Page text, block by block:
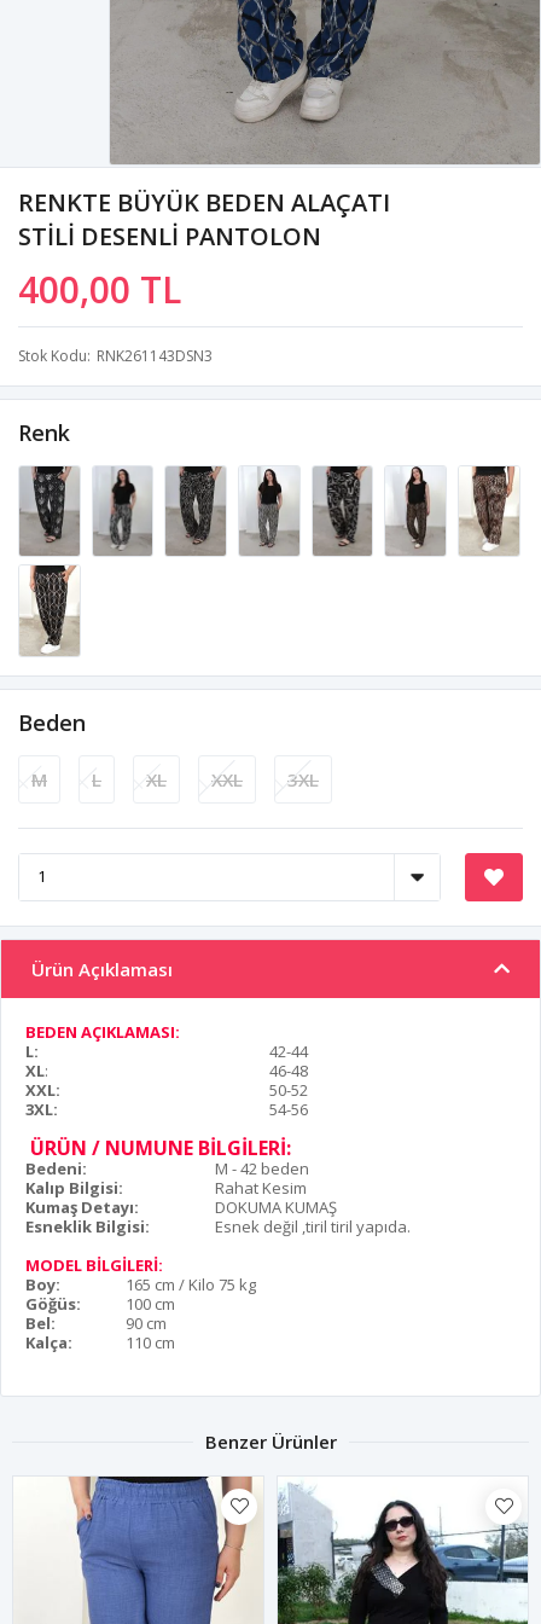
RENKTE BÜYÜK BEDEN ALAÇATI
STİLİ DESENLİ PANTOLON
400,00 TL
Stok Kodu RNK261143DSN3
Renk
Beden
M L XL XXL 3XL
Ürün Açıklaması
BEDEN AÇIKLAMASI:
L:
42-44
XL:
46-48
XXL:
50-52
3XL:
54-56
ÜRÜN / NUMUNE BİLGİLERİ:
Bedeni:
M - 42 beden
Kalıp Bilgisi:
Rahat Kesim
Kumaş Detayı:
DOKUMA KUMAŞ
Esneklik Bilgisi:
Esnek değil ,tiril tiril yapıda.
MODEL BİLGİLERİ:
Boy:
165 cm / Kilo 75 kg
Göğüs:
100 cm
Bel:
90 cm
Kalça:
110 cm
Benzer Ürünler